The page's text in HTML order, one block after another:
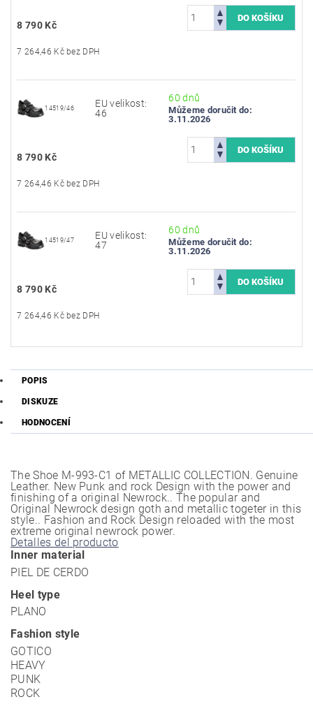
8 790 Kč
7 264,46 Kč bez DPH
14519/46
EU velikost:
46
60 dnů
Můžeme doručit do:
3.11.2026
8 790 Kč
7 264,46 Kč bez DPH
14519/47
EU velikost:
47
60 dnů
Můžeme doručit do:
3.11.2026
8 790 Kč
7 264,46 Kč bez DPH
POPIS
DISKUZE
HODNOCENÍ
The Shoe M-993-C1 of METALLIC COLLECTION. Genuine
Leather. New Punk and rock Design with the power and
finishing of a original Newrock.. The popular and
Original Newrock design goth and metallic togeter in this
style.. Fashion and Rock Design reloaded with the most
extreme original newrock power.
Detalles del producto
Inner material
PIEL DE CERDO
Heel type
PLANO
Fashion style
GOTICO
HEAVY
PUNK
ROCK